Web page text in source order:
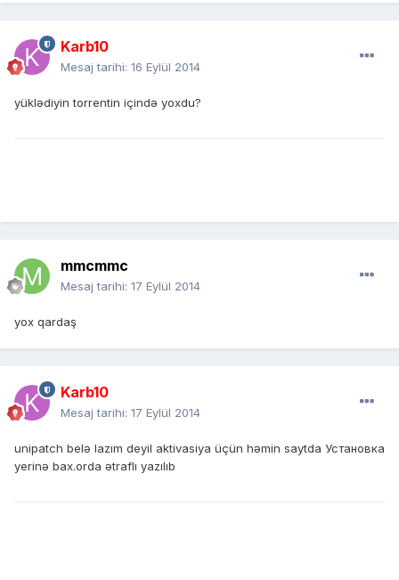
Karb10
Mesaj tarihi: 16 Eylül 2014
yüklədiyin torrentin içində yoxdu?
mmcmmc
Mesaj tarihi: 17 Eylül 2014
yox qardaş
Karb10
Mesaj tarihi: 17 Eylül 2014
unipatch belə lazım deyil aktivasiya üçün həmin saytda Установка
yerinə bax.orda ətraflı yazılıb